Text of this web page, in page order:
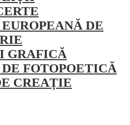
DE
GRAFICĂ
FOTOPOETICĂ
CREAȚIE